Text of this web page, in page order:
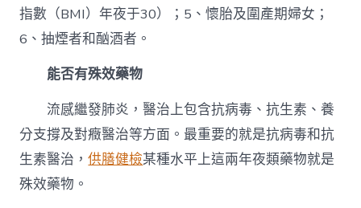
指數（BMI）年夜于30）；5、懷胎及圍產期婦女；
6、抽煙者和酗酒者。
能否有殊效藥物
流感繼發肺炎，醫治上包含抗病毒、抗生素、養
分支撐及對癥醫治等方面。最重要的就是抗病毒和抗
生素醫治，供膳健檢某種水平上這兩年夜類藥物就是
殊效藥物。